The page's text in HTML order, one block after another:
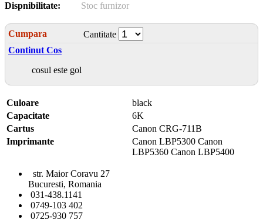
Dispnibilitate:
Stoc furnizor
Cumpara
Cantitate
Continut Cos
cosul este gol
Culoare
black
Capacitate
6K
Cartus
Canon CRG-711B
Imprimante
Canon LBP5300 Canon
LBP5360 Canon LBP5400
str. Maior Coravu 27
Bucuresti, Romania
031-438.1141
0749-103 402
0725-930 757